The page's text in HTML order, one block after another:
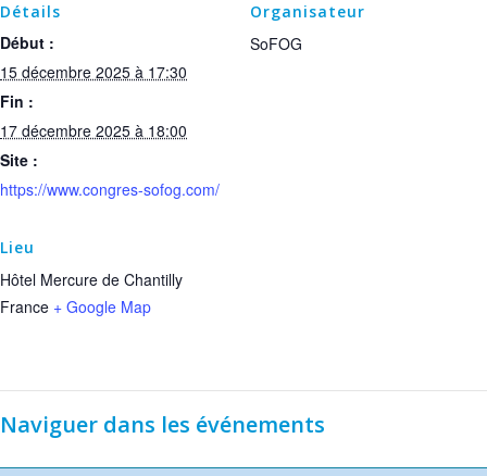
Détails
Début :
15 décembre 2025 à 17:30
Fin :
17 décembre 2025 à 18:00
Site :
https://www.congres-sofog.com/
Lieu
Hôtel Mercure de Chantilly
France + Google Map
Organisateur
SoFOG
Naviguer dans les événements